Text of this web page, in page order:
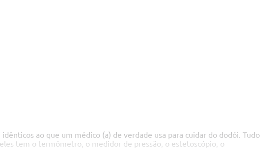
ao que um médico (a) de verdade usa para cuidar do dodói. Tudo
tem o termômetro, o medidor de pressão, o estetoscópio, o